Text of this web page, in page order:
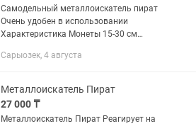
Самодельный металлоискатель пират
Очень удобен в использовании
Характеристика Монеты 15-30 см
Реагирует на все металлы В комплекте
Сарыозек, 4 августа
Металлоискатель Пират
27 000 ₸
Металлоискатель Пират Реагирует на